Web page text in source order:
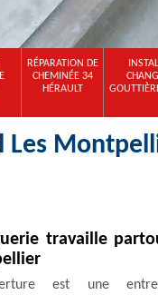
RÉPARATION DE
CHEMINÉE 34
HÉRAULT
Les
travaille
est une